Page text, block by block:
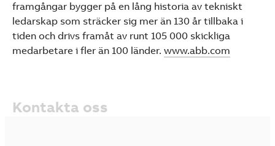
framgångar bygger på en lång historia av tekniskt
ledarskap som sträcker sig mer än 130 år tillbaka i
tiden och drivs framåt av runt 105 000 skickliga
medarbetare i fler än 100 länder. www.abb.com
Kontakta oss